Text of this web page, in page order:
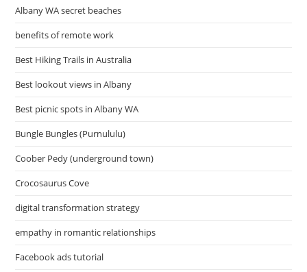
Albany WA secret beaches
benefits of remote work
Best Hiking Trails in Australia
Best lookout views in Albany
Best picnic spots in Albany WA
Bungle Bungles (Purnululu)
Coober Pedy (underground town)
Crocosaurus Cove
digital transformation strategy
empathy in romantic relationships
Facebook ads tutorial